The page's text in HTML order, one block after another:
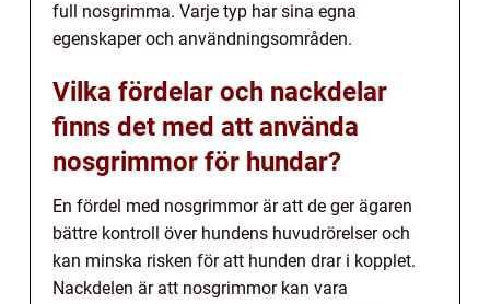
full nosgrimma. Varje typ har sina egna
egenskaper och användningsområden.
Vilka fördelar och nackdelar
finns det med att använda
nosgrimmor för hundar?
En fördel med nosgrimmor är att de ger ägaren
bättre kontroll över hundens huvudrörelser och
kan minska risken för att hunden drar i kopplet.
Nackdelen är att nosgrimmor kan vara